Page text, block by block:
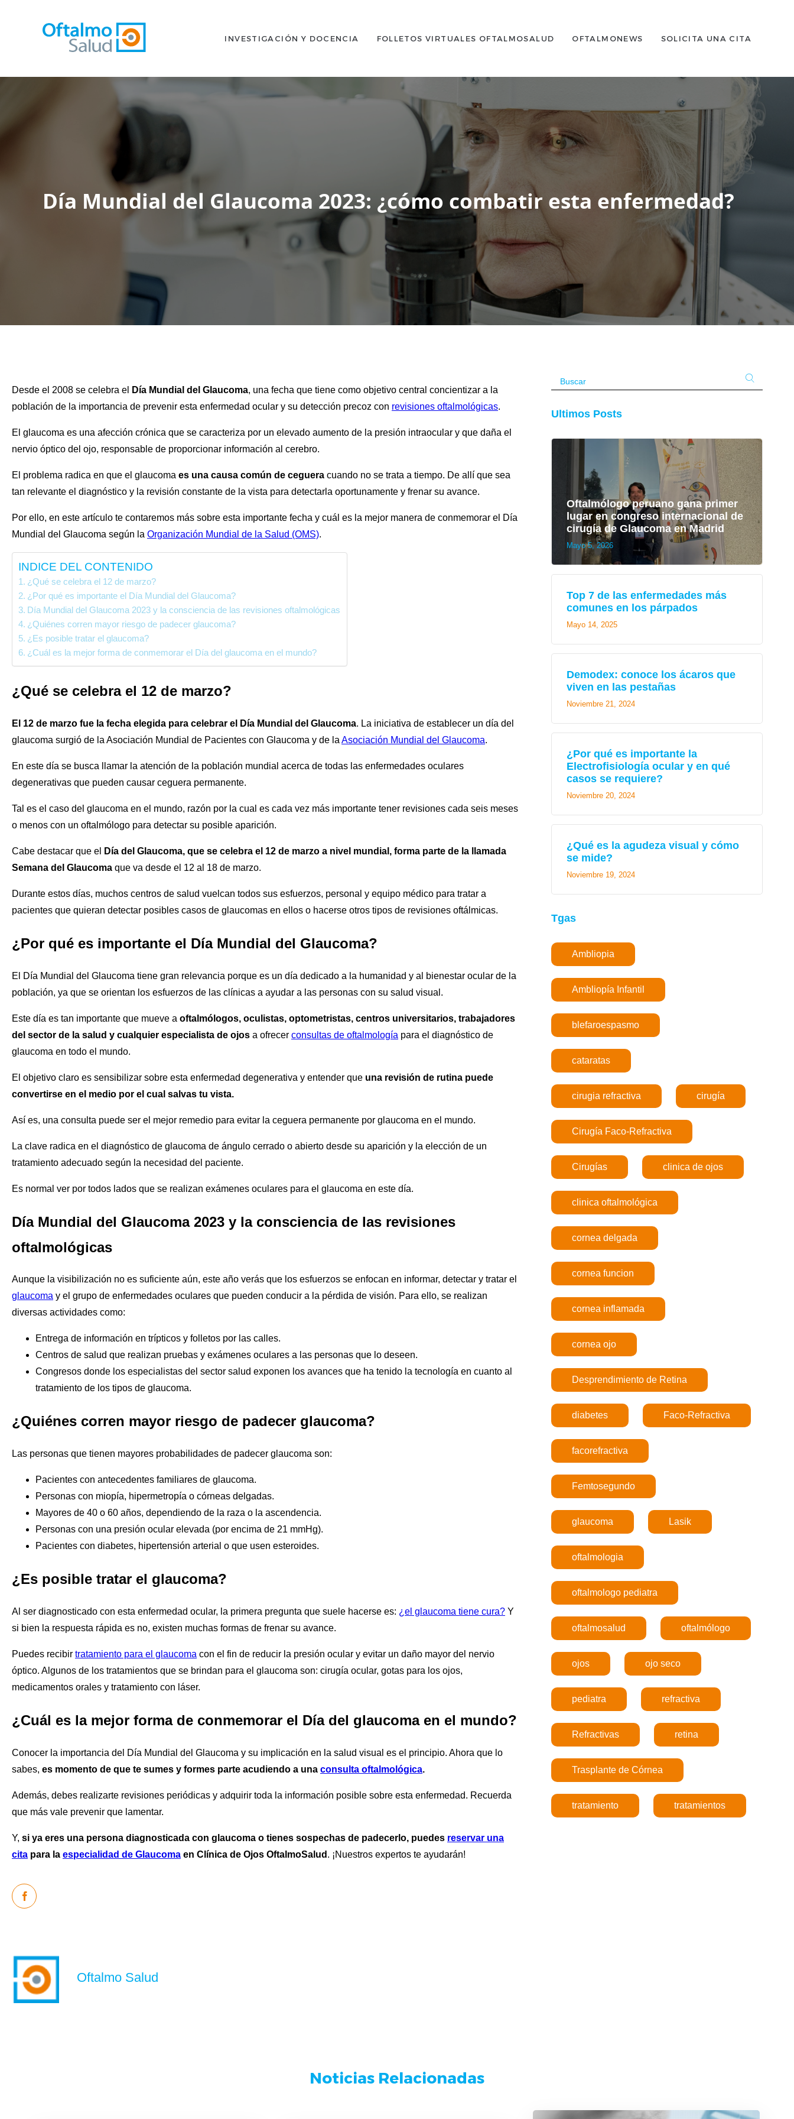
INVESTIGACIÓN Y DOCENCIA FOLLETOS VIRTUALES OFTALMOSALUD OFTALMONEWS SOLICITA UNA CITA
Día Mundial del Glaucoma 2023: ¿cómo combatir esta enfermedad?
Desde el 2008 se celebra el Día Mundial del Glaucoma, una fecha que tiene como objetivo central concientizar a la
población de la importancia de prevenir esta enfermedad ocular y su detección precoz con revisiones oftalmológicas.
El glaucoma es una afección crónica que se caracteriza por un elevado aumento de la presión intraocular y que daña el
nervio óptico del ojo, responsable de proporcionar información al cerebro.
El problema radica en que el glaucoma es una causa común de ceguera cuando no se trata a tiempo. De allí que sea
tan relevante el diagnóstico y la revisión constante de la vista para detectarla oportunamente y frenar su avance.
Por ello, en este artículo te contaremos más sobre esta importante fecha y cuál es la mejor manera de conmemorar el Día
Mundial del Glaucoma según la Organización Mundial de la Salud (OMS).
INDICE DEL CONTENIDO
¿Qué se celebra el 12 de marzo?
¿Por qué es importante el Día Mundial del Glaucoma?
Día Mundial del Glaucoma 2023 y la consciencia de las revisiones oftalmológicas
¿Quiénes corren mayor riesgo de padecer glaucoma?
¿Es posible tratar el glaucoma?
¿Cuál es la mejor forma de conmemorar el Día del glaucoma en el mundo?
¿Qué se celebra el 12 de marzo?
El 12 de marzo fue la fecha elegida para celebrar el Día Mundial del Glaucoma. La iniciativa de establecer un día del
glaucoma surgió de la Asociación Mundial de Pacientes con Glaucoma y de la Asociación Mundial del Glaucoma.
En este día se busca llamar la atención de la población mundial acerca de todas las enfermedades oculares
degenerativas que pueden causar ceguera permanente.
Tal es el caso del glaucoma en el mundo, razón por la cual es cada vez más importante tener revisiones cada seis meses
o menos con un oftalmólogo para detectar su posible aparición.
Cabe destacar que el
Día del Glaucoma, que se celebra el 12 de marzo a nivel mundial, forma parte de la llamada
Semana del Glaucoma que va desde el 12 al 18 de marzo.
Durante estos días, muchos centros de salud vuelcan todos sus esfuerzos, personal y equipo médico para tratar a
pacientes que quieran detectar posibles casos de glaucomas en ellos o hacerse otros tipos de revisiones oftálmicas.
¿Por qué es importante el Día Mundial del Glaucoma?
El Día Mundial del Glaucoma tiene gran relevancia porque es un día dedicado a la humanidad y al bienestar ocular de la
población, ya que se orientan los esfuerzos de las clínicas a ayudar a las personas con su salud visual.
Este día es tan importante que mueve a oftalmólogos, oculistas, optometristas, centros universitarios, trabajadores
del sector de la salud y cualquier especialista de ojos a ofrecer consultas de oftalmología para el diagnóstico de
glaucoma en todo el mundo.
El objetivo claro es sensibilizar sobre esta enfermedad degenerativa y entender que una revisión de rutina puede
convertirse en el medio por el cual salvas tu vista.
Así es, una consulta puede ser el mejor remedio para evitar la ceguera permanente por glaucoma en el mundo.
La clave radica en el diagnóstico de glaucoma de ángulo cerrado o abierto desde su aparición y la elección de un
tratamiento adecuado según la necesidad del paciente.
Es normal ver por todos lados que se realizan exámenes oculares para el glaucoma en este día.
Día Mundial del Glaucoma 2023 y la consciencia de las revisiones
oftalmológicas
Aunque la visibilización no es suficiente aún, este año verás que los esfuerzos se enfocan en informar, detectar y tratar el
glaucoma y el grupo de enfermedades oculares que pueden conducir a la pérdida de visión. Para ello, se realizan
diversas actividades como:
Entrega de información en trípticos y folletos por las calles.
Centros de salud que realizan pruebas y exámenes oculares a las personas que lo deseen.
Congresos donde los especialistas del sector salud exponen los avances que ha tenido la tecnología en cuanto al
tratamiento de los tipos de glaucoma.
¿Quiénes corren mayor riesgo de padecer glaucoma?
Las personas que tienen mayores probabilidades de padecer glaucoma son:
Pacientes con antecedentes familiares de glaucoma.
Personas con miopía, hipermetropía o córneas delgadas.
Mayores de 40 o 60 años, dependiendo de la raza o la ascendencia.
Personas con una presión ocular elevada (por encima de 21 mmHg).
Pacientes con diabetes, hipertensión arterial o que usen esteroides.
¿Es posible tratar el glaucoma?
Al ser diagnosticado con esta enfermedad ocular, la primera pregunta que suele hacerse es: ¿el glaucoma tiene cura? Y
si bien la respuesta rápida es no, existen muchas formas de frenar su avance.
Puedes recibir tratamiento para el glaucoma con el fin de reducir la presión ocular y evitar un daño mayor del nervio
óptico. Algunos de los tratamientos que se brindan para el glaucoma son: cirugía ocular, gotas para los ojos,
medicamentos orales y tratamiento con láser.
¿Cuál es la mejor forma de conmemorar el Día del glaucoma en el mundo?
Conocer la importancia del Día Mundial del Glaucoma y su implicación en la salud visual es el principio. Ahora que lo
sabes, es momento de que te sumes y formes parte acudiendo a una consulta oftalmológica.
Además, debes realizarte revisiones periódicas y adquirir toda la información posible sobre esta enfermedad. Recuerda
que más vale prevenir que lamentar.
Y, si ya eres una persona diagnosticada con glaucoma o tienes sospechas de padecerlo, puedes reservar una
cita para la especialidad de Glaucoma en Clínica de Ojos OftalmoSalud . ¡Nuestros expertos te ayudarán!
Oftalmo Salud
Ultimos Posts
Oftalmólogo peruano gana primer
lugar en congreso internacional de
cirugía de Glaucoma en Madrid
Mayo 5, 2026
Top 7 de las enfermedades más
comunes en los párpados
Mayo 14, 2025
Demodex: conoce los ácaros que
viven en las pestañas
Noviembre 21, 2024
¿Por qué es importante la
Electrofisiología ocular y en qué
casos se requiere?
Noviembre 20, 2024
¿Qué es la agudeza visual y cómo
se mide?
Noviembre 19, 2024
Tgas
Ambliopia
Ambliopía Infantil
blefaroespasmo
cataratas
cirugia refractiva cirugía
Cirugía Faco-Refractiva
Cirugías clinica de ojos
clinica oftalmológica
cornea delgada
cornea funcion
cornea inflamada
cornea ojo
Desprendimiento de Retina
diabetes Faco-Refractiva
facorefractiva
Femtosegundo
glaucoma Lasik
oftalmologia
oftalmologo pediatra
oftalmosalud oftalmólogo
ojos ojo seco
pediatra refractiva
Refractivas retina
Trasplante de Córnea
tratamiento tratamientos
Noticias Relacionadas